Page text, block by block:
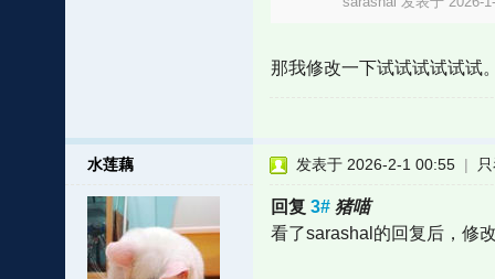
那我修改一下试试试试试试
水莲藕 发表于 2026-2-1 00:55 |
回复 3# 猪喵
看了sarashal的回复后，修